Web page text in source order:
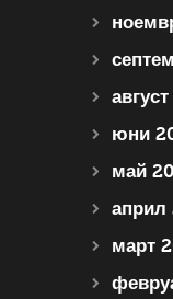
юни
май
април
март